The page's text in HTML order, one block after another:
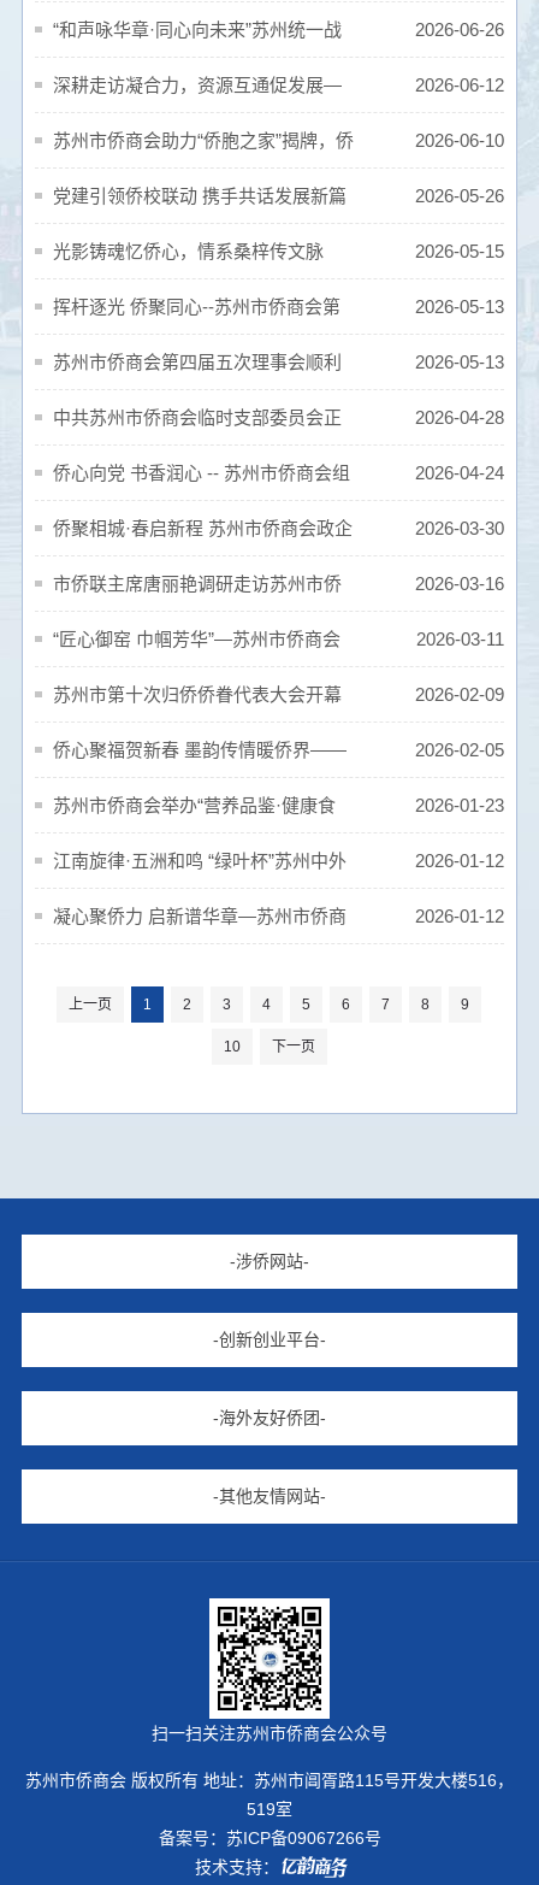
会高尔夫球队“达梦杯”高球联谊赛圆满举
办
“和声咏华章·同心向未来”苏州统一战
线主题歌会举办 市侨商会登台唱响侨心
颂姑苏
2026-06-26
深耕走访凝合力，资源互通促发展—
苏州市侨商会走进新晋理事单位开展企
业走访交流活动
2026-06-12
苏州市侨商会助力“侨胞之家”揭牌，侨
社团党建联盟正式签约
2026-06-10
党建引领侨校联动 携手共话发展新篇
—苏州市侨商会走进东南大学苏州校区
开展主题党日活动
2026-05-26
光影铸魂忆侨心，情系桑梓传文脉
——苏州市侨商会联合开展《给阿嬷的
情书》观影活动
2026-05-15
挥杆逐光 侨聚同心--苏州市侨商会第
十一届“九龙杯”高尔夫联谊赛暨苏州市侨
商会高尔夫球队成立仪式圆满举行
2026-05-13
苏州市侨商会第四届五次理事会顺利
召开，线上线下同频共振
2026-05-13
中共苏州市侨商会临时支部委员会正
式成立 党建引领凝聚侨商奋进力量
2026-04-28
侨心向党 书香润心 -- 苏州市侨商会组
织党员参加主题读书活动
2026-04-24
侨聚相城·春启新程 苏州市侨商会政企
学习交流活动圆满举行
2026-03-30
市侨联主席唐丽艳调研走访苏州市侨
商会 共话侨企发展与商会建设
2026-03-16
“匠心御窑 巾帼芳华”—苏州市侨商会
御窑金砖非遗体验专场温情举办
2026-03-11
苏州市第十次归侨侨眷代表大会开幕
市侨商会代表参会共话发展
2026-02-09
侨心聚福贺新春 墨韵传情暖侨界——
苏州市侨商会写春联送福活动圆满举办
2026-02-05
苏州市侨商会举办“营养品鉴·健康食
光”主题沙龙 共话健康与发展
2026-01-23
江南旋律·五洲和鸣 “绿叶杯”苏州中外
才艺盛典精彩上演
2026-01-12
凝心聚侨力 启新谱华章—苏州市侨商 2026-01-12
上一页 1 2 3 4 5 6 7 8 9
10 下一页
-涉侨网站-
-创新创业平台-
-海外友好侨团-
-其他友情网站-
扫一扫关注苏州市侨商会公众号
苏州市侨商会 版权所有 地址：苏州市阊胥路115号开发大楼516，
519室
备案号： 苏ICP备09067266号
技术支持：